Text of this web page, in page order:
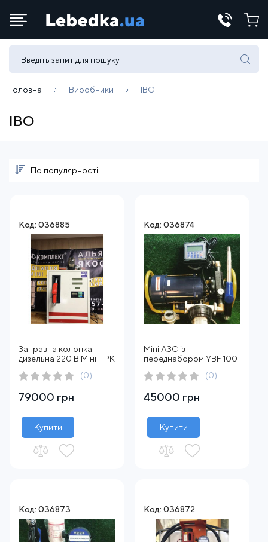
Телефони:
(067) 430 82-15
Головна Виробники IBO
IBO
По популярності
Код: 036885
Заправна колонка
дизельна 220 В Міні ПРК
(0)
79000 грн
Купити
Код: 036874
Міні АЗС із
переднабором YBF 100
(0)
45000 грн
Купити
Код: 036873 Код: 036872